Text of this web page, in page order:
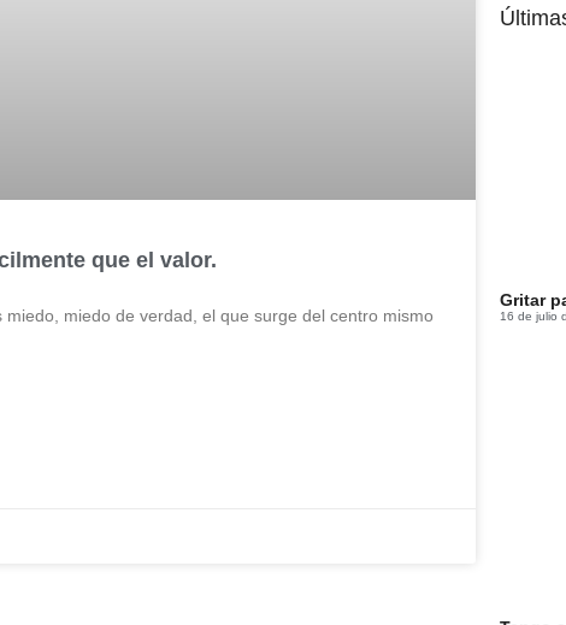
que el valor.
miedo de verdad, el que surge del centro mismo
Gritar
16 de julio